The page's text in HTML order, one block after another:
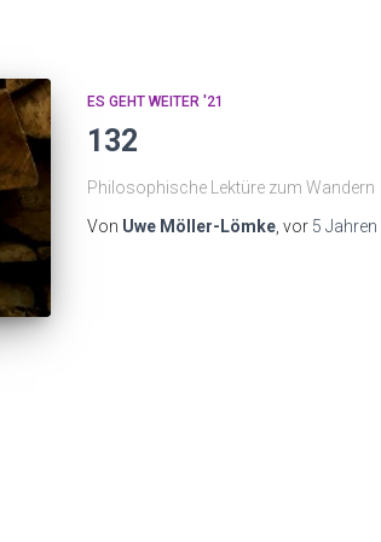
ES GEHT WEITER '21
132
Philosophische Lektüre zum Wandern
Von Uwe Möller-Lömke , vor 5 Jahren